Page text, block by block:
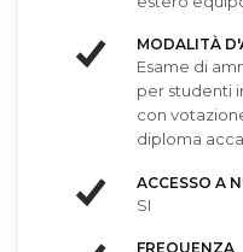
MODALITÀ
Esame di
per studenti
con
diploma
ACCESSO A
SI
FREQUENZA